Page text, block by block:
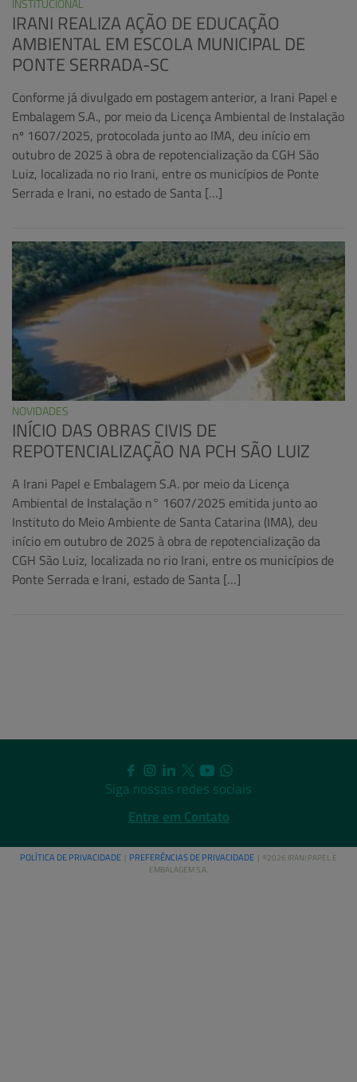
INSTITUCIONAL
IRANI REALIZA AÇÃO DE EDUCAÇÃO
AMBIENTAL EM ESCOLA MUNICIPAL DE
PONTE SERRADA-SC
Conforme já divulgado em postagem anterior, a Irani Papel e
Embalagem S.A., por meio da Licença Ambiental de Instalação
nº 1607/2025, protocolada junto ao IMA, deu início em
outubro de 2025 à obra de repotencialização da CGH São
Luiz, localizada no rio Irani, entre os municípios de Ponte
Serrada e Irani, no estado de Santa […]
NOVIDADES
INÍCIO DAS OBRAS CIVIS DE
REPOTENCIALIZAÇÃO NA PCH SÃO LUIZ
A Irani Papel e Embalagem S.A. por meio da Licença
Ambiental de Instalação n° 1607/2025 emitida junto ao
Instituto do Meio Ambiente de Santa Catarina (IMA), deu
início em outubro de 2025 à obra de repotencialização da
CGH São Luiz, localizada no rio Irani, entre os municípios de
Ponte Serrada e Irani, estado de Santa […]
Siga nossas redes sociais
Entre em Contato
POLÍTICA DE PRIVACIDADE | PREFERÊNCIAS DE PRIVACIDADE | ©2026 IRANI PAPEL E
EMBALAGEM S.A.